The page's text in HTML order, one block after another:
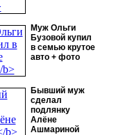
Муж Ольги
Бузовой купил
в семью крутое
авто + фото
Бывший муж
сделал
подлянку
Алёне
Ашмариной